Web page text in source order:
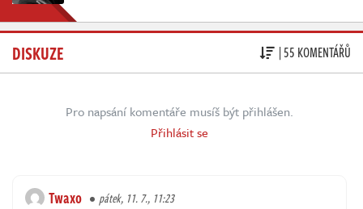
DISKUZE | 55 KOMENTÁŘŮ
Pro napsání komentáře musíš být přihlášen.
Přihlásit se
Twaxo pátek, 11. 7., 11:23